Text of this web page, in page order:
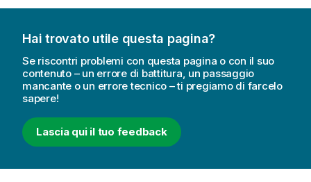
Hai trovato utile questa pagina?
Se riscontri problemi con questa pagina o con il suo
contenuto – un errore di battitura, un passaggio
mancante o un errore tecnico – ti pregiamo di farcelo
sapere!
Lascia qui il tuo feedback